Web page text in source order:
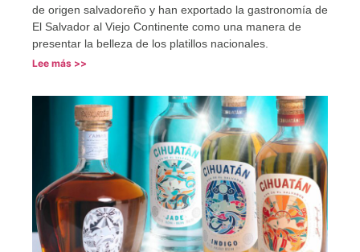
de origen salvadoreño y han exportado la gastronomía de
El Salvador al Viejo Continente como una manera de
presentar la belleza de los platillos nacionales.
Lee más >>